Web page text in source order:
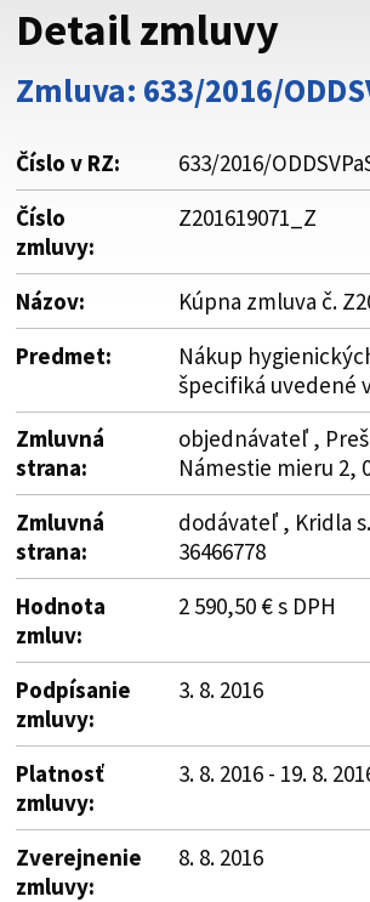
Buďte pozorní a vždy sa uistite, že
cez zabezpečenú webovú stránku.
vždy začína https:// pred názvom
Detail zmluvy
Zmluva: 633/2016/
Číslo v RZ:
633/2016/
Číslo
zmluvy:
Z201619071_Z
Názov:
Kúpna zmluva č.
Predmet:
Nákup
špecifiká uvedené
Zmluvná
strana:
objednávateľ ,
Námestie mieru 2,
Zmluvná
strana:
dodávateľ , Kridla
36466778
Hodnota
zmluv:
2 590,50 € s DPH
Podpísanie
zmluvy:
3. 8. 2016
Platnosť
zmluvy:
3. 8. 2016 - 19. 8.
Zverejnenie
zmluvy:
8. 8. 2016